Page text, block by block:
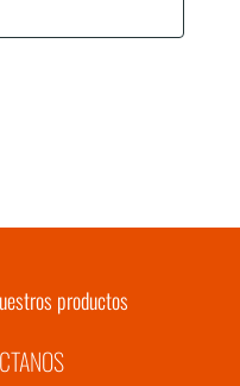
productos